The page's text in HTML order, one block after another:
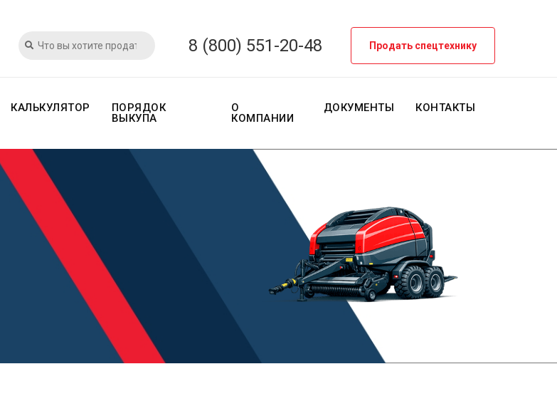
8 (800) 551-20-48 Продать спецтехнику
КАЛЬКУЛЯТОР
ПОРЯДОК
ВЫКУПА
О
КОМПАНИИ
ДОКУМЕНТЫ КОНТАКТЫ